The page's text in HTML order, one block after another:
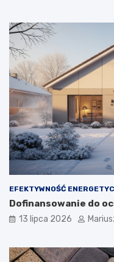
EFEKTYWNOŚĆ
Dofinansowanie do
13 lipca 2026